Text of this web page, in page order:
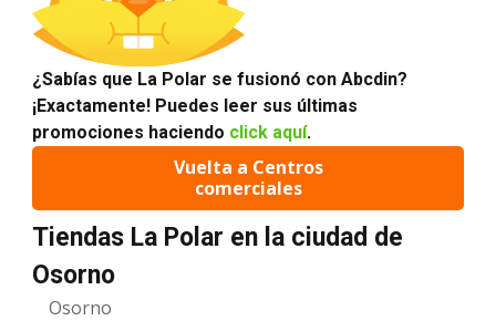
¿Sabías que La Polar se fusionó con Abcdin?
¡Exactamente! Puedes leer sus últimas
promociones haciendo click aquí.
Vuelta a Centros
comerciales
Tiendas La Polar en la ciudad de
Osorno
Osorno